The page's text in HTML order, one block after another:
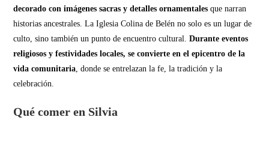
decorado con imágenes sacras y detalles ornamentales que narran
historias ancestrales. La Iglesia Colina de Belén no solo es un lugar de
culto, sino también un punto de encuentro cultural.Durante eventos
religiosos y festividades locales, se convierte en el epicentro de la
vida comunitaria, donde se entrelazan la fe, la tradición y la
celebración.
Qué comer en Silvia